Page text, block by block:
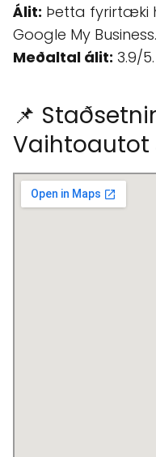
Álit: Þetta fyrirtæki
Google My Business.
Meðaltal álit: 3.9/5.
📌
Vaihtoautot